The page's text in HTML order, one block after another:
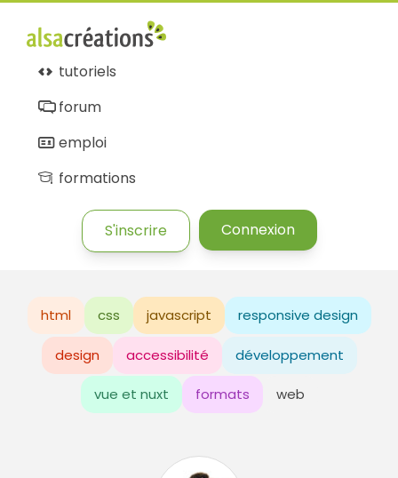
tutoriels
forum
emploi
formations
S'inscrire Connexion
html css javascript responsive design
design accessibilité développement
vue et nuxt formats web